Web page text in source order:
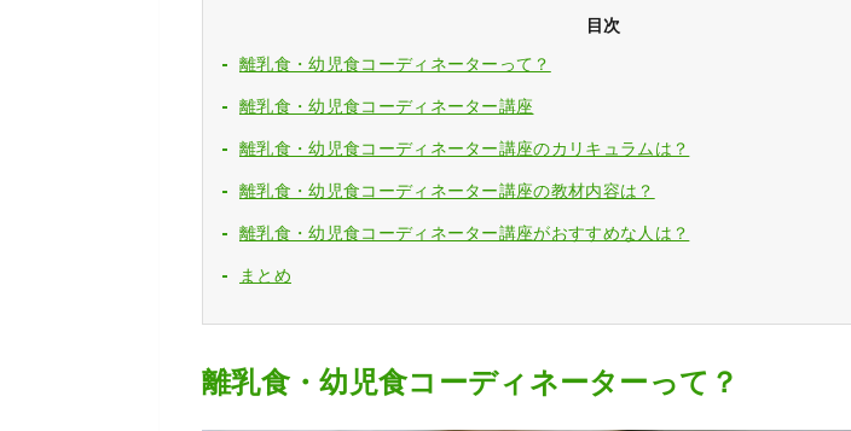
目次
離乳食・幼児食コーディネーターって？
離乳食・幼児食コーディネーター講座
離乳食・幼児食コーディネーター講座のカリキュラムは？
離乳食・幼児食コーディネーター講座の教材内容は？
離乳食・幼児食コーディネーター講座がおすすめな人は？
まとめ
離乳食・幼児食コーディネーターって？